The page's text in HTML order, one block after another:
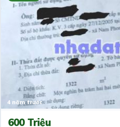
4 năm trước
600 Triệu